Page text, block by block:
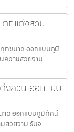
กแต่งสวน
กขนาด ออกแบบภูมิ
ความสวยงาม
งสวน ออกแบบ
าด ออกแบบภูมิทัศน์
สวยงาม รับจ